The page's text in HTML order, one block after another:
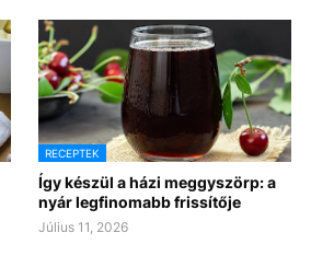
RECEPTEK
Így készül a házi meggyszörp: a
nyár legfinomabb frissítője
Július 11, 2026